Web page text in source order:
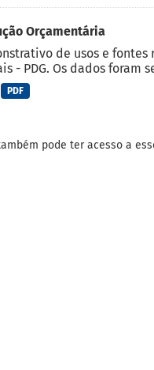
Orçamentária
de usos e
- PDG. Os dados foram
PDF
pode ter acesso a